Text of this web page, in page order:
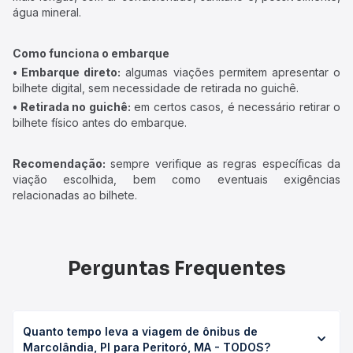
água mineral.
Como funciona o embarque
• Embarque direto: algumas viações permitem apresentar o
bilhete digital, sem necessidade de retirada no guichê.
• Retirada no guichê: em certos casos, é necessário retirar o
bilhete físico antes do embarque.
Recomendação: sempre verifique as regras específicas da
viação escolhida, bem como eventuais exigências
relacionadas ao bilhete.
Perguntas Frequentes
Quanto tempo leva a viagem de ônibus de
Marcolândia, PI para Peritoró, MA - TODOS?